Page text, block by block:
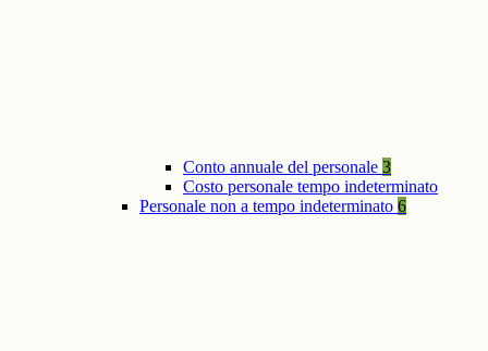
Conto annuale del personale 3
Costo personale tempo indeterminato
Personale non a tempo indeterminato 6